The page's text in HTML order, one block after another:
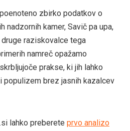
zbirko podatkov o
nadzornih kamer, Savič pa upa,
raziskovalce tega
namreč opažamo
prakse, ki jih lahko
brez jasnih kazalcev
lahko preberete prvo analizo